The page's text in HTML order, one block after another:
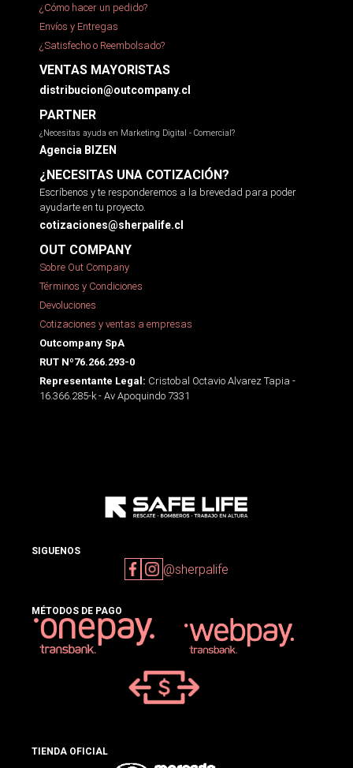
¿Cómo hacer un pedido?
Envíos y Entregas
¿Satisfecho o Reembolsado?
VENTAS MAYORISTAS
distribucion@outcompany.cl
PARTNER
¿Necesitas ayuda en Marketing Digital - Comercial?
Agencia BIZEN
¿NECESITAS UNA COTIZACIÓN?
Escríbenos y te responderemos a la brevedad para poder
ayudarte en tu proyecto.
cotizaciones@sherpalife.cl
OUT COMPANY
Sobre Out Company
Términos y Condiciones
Devoluciones
Cotizaciones y ventas a empresas
Outcompany SpA
RUT Nº76.266.293-0
Representante Legal: Cristobal Octavio Alvarez Tapia -
16.366.285-k - Av Apoquindo 7331
SIGUENOS
@sherpalife
MÉTODOS DE PAGO
TIENDA OFICIAL